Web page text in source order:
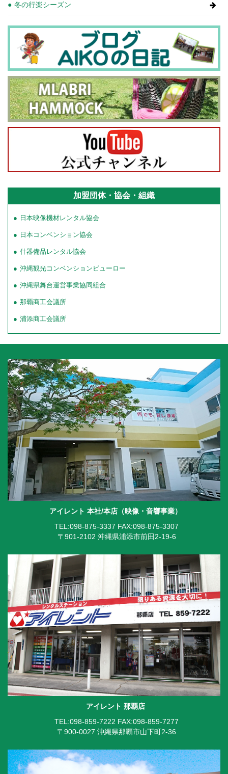
冬の行楽シーズン
加盟団体・協会・組織
日本映像機材レンタル協会
日本コンベンション協会
什器備品レンタル協会
沖縄観光コンベンションビューロー
沖縄県舞台運営事業協同組合
那覇商工会議所
浦添商工会議所
アイレント 本社/本店（映像・音響事業）
TEL:098-875-3337 FAX:098-875-3307
〒901-2102 沖縄県浦添市前田2-19-6
アイレント 那覇店
TEL:098-859-7222 FAX:098-859-7277
〒900-0027 沖縄県那覇市山下町2-36